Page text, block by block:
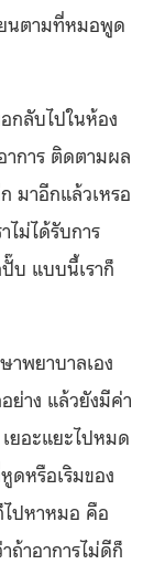
ยนตามที่หมอพูด
กลับไปในห้อง
าการ ติดตามผล
มาอีกแล้วเหรอ
ไม่ได้รับการ
บ แบบนี้เราก็
าพยาบาลเอง
ย่าง แล้วยังมีค่า
ยอะแยะไปหมด
หรือเริมของ
ไปหาหมอ คือ
าอาการไม่ดีก็